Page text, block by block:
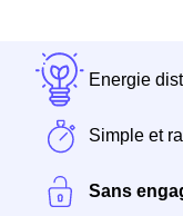
Energie
Simple et
Sans